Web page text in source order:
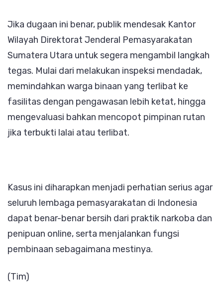
Jika dugaan ini benar, publik mendesak Kantor
Wilayah Direktorat Jenderal Pemasyarakatan
Sumatera Utara untuk segera mengambil langkah
tegas. Mulai dari melakukan inspeksi mendadak,
memindahkan warga binaan yang terlibat ke
fasilitas dengan pengawasan lebih ketat, hingga
mengevaluasi bahkan mencopot pimpinan rutan
jika terbukti lalai atau terlibat.
Kasus ini diharapkan menjadi perhatian serius agar
seluruh lembaga pemasyarakatan di Indonesia
dapat benar-benar bersih dari praktik narkoba dan
penipuan online, serta menjalankan fungsi
pembinaan sebagaimana mestinya.
(Tim)